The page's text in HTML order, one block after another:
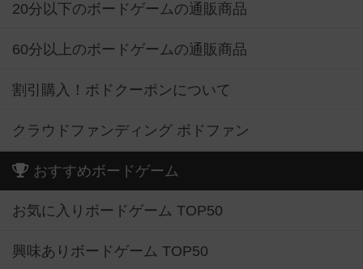
20分以下のボードゲームの通販商品
60分以上のボードゲームの通販商品
割引購入！ボドクーポンについて
クラウドファンディング ボドファン
おすすめボードゲーム
お気に入りボードゲーム TOP50
興味ありボードゲーム TOP50